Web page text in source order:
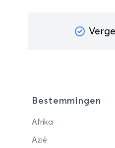
Bestemmingen
Afrika
Azië